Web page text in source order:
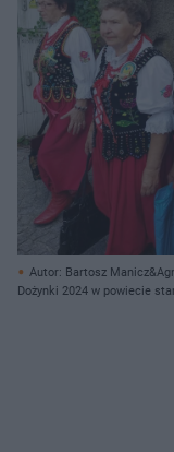
Autor: Bartosz
Dożynki 2024 w powiecie